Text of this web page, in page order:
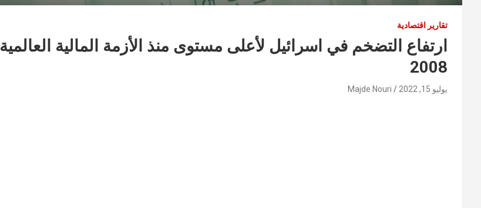
تقارير اقتصادية
ارتفاع التضخم في اسرائيل لأعلى مستوى منذ الأزمة المالية العالمية
2008
يوليو 15, 2022 Majde Nouri